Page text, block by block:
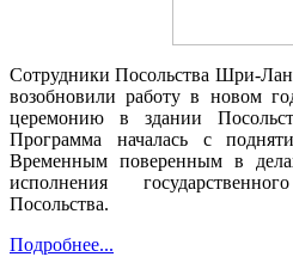
Сотрудники Посольства Шри-
возобновили работу в новом
церемонию в здании
Программа началась с
Временным поверенным в
исполнения
Посольства.
Подробнее...